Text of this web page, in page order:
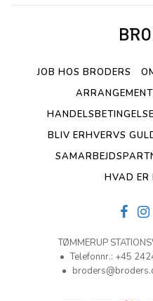
JOB HOS BRODERS
BLIV ERHVERVS
HVAD ER
TØMMERUP
Telefonnr.: +45